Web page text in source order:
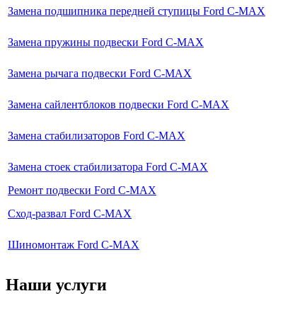
Замена подшипника передней ступицы Ford C-MAX
Замена пружины подвески Ford C-MAX
Замена рычага подвески Ford C-MAX
Замена сайлентблоков подвески Ford C-MAX
Замена стабилизаторов Ford C-MAX
Замена стоек стабилизатора Ford C-MAX
Ремонт подвески Ford C-MAX
Сход-развал Ford C-MAX
Шиномонтаж Ford C-MAX
Наши услуги